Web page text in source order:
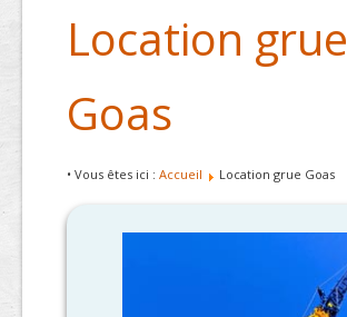
Location grue
Goas
• Vous êtes ici : Accueil Location grue Goas